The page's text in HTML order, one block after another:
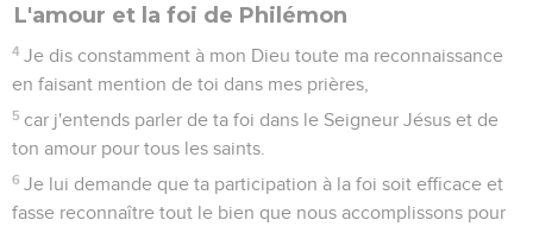
L'amour et la foi de Philémon
4 Je dis constamment à mon Dieu toute ma reconnaissance
en faisant mention de toi dans mes prières,
5 car j'entends parler de ta foi dans le Seigneur Jésus et de
ton amour pour tous les saints.
6 Je lui demande que ta participation à la foi soit efficace et
fasse reconnaître tout le bien que nous accomplissons pour